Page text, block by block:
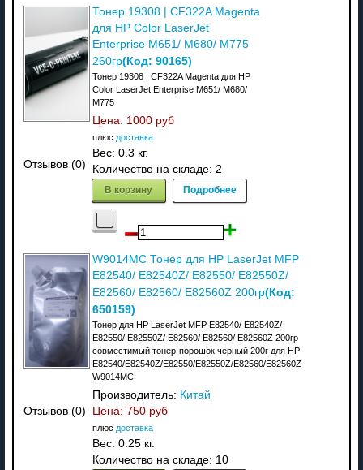
Отзывов (0)
Тонер 19308 | CF322A Magenta
для HP Color LaserJet
Enterprise M651/ M680/ M775
260гр(Код: 90165)
Тонер 19308 | CF322A Magenta для HP
Color LaserJet Enterprise M651/ M680/
M775
Цена: 1000 руб
плюс доставка
Вес: 0.3 кг.
Количество на складе: 2
В корзину Подробнее
Отзывов (0)
W9014MC Тонер для HP LaserJet MFP
E82540/ E82540Z/ E82550/ E82550Z/
E82560/ E82560/ E82560Z 200гр(Код:
650159)
Тонер для HP LaserJet MFP E82540/ E82540Z/
E82550/ E82550Z/ E82560/ E82560/ E82560Z 200гр
совместимый тонер-порошок черный 200г для HP
E82540/E82540Z/E82550/E82550Z/E82560/E82560Z
W9014MC
Производитель: Китай
Цена: 750 руб
плюс доставка
Вес: 0.25 кг.
Количество на складе: 10